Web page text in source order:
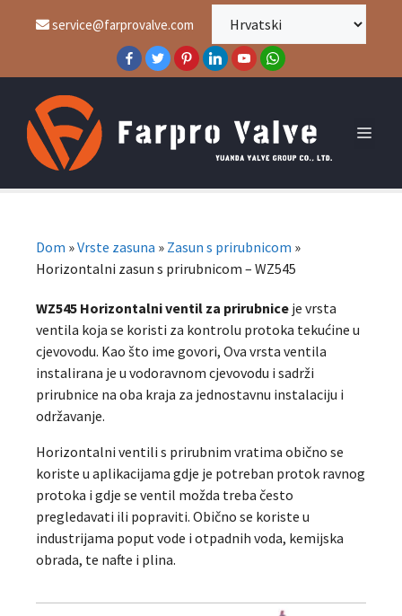
service@farprovalve.com
Dom »Vrste zasuna » Zasun s prirubnicom »
Horizontalni zasun s prirubnicom – WZ545
WZ545 Horizontalni ventil za prirubnice je vrsta
ventila koja se koristi za kontrolu protoka tekućine u
cjevovodu. Kao što ime govori, Ova vrsta ventila
instalirana je u vodoravnom cjevovodu i sadrži
prirubnice na oba kraja za jednostavnu instalaciju i
održavanje.
Horizontalni ventili s prirubnim vratima obično se
koriste u aplikacijama gdje je potreban protok ravnog
protoka i gdje se ventil možda treba često
pregledavati ili popraviti. Obično se koriste u
industrijama poput vode i otpadnih voda, kemijska
obrada, te nafte i plina.